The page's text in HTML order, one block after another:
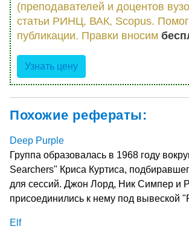
(преподавателей и доцентов
статьи РИНЦ, ВАК, Scopus.
публикации. Правки вносим
Узнать цену
Похожие рефераты:
Deep Purple
Группа образовалась в 1968 году
Searchers" Криса Куртиса,
для сессий. Джон Лорд, Ник Симпер и
присоединились к нему под вывеской
Elf